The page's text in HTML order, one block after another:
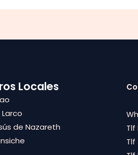
Locales
Larco
de Nazareth
Tlf